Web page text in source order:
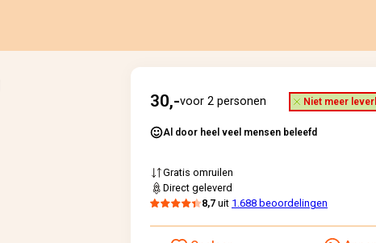
30,-voor 2 personen Niet meer
Al door heel veel mensen beleefd
Gratis omruilen
Direct geleverd
8,7 uit 1.688 beoordelingen